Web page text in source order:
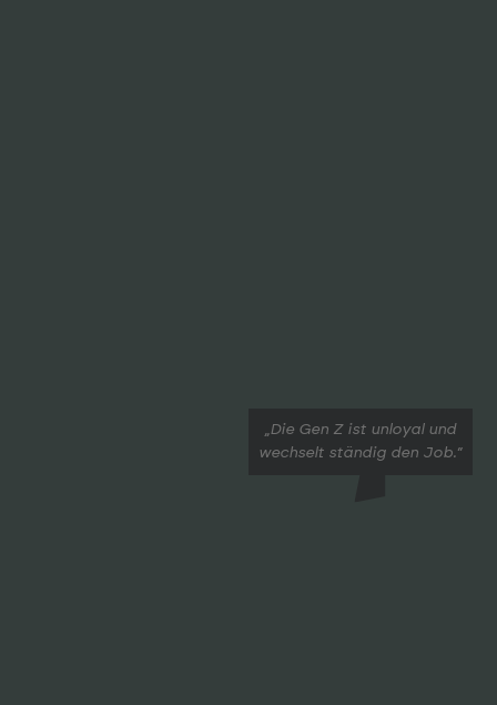
„Die Gen Z ist unloyal und
wechselt ständig den Job.“